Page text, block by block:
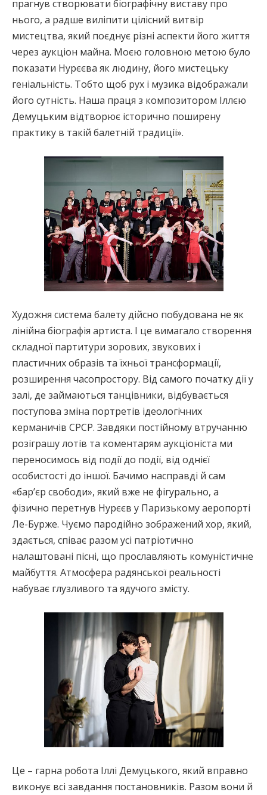
прагнув створювати біографічну виставу про
нього, а радше виліпити цілісний витвір
мистецтва, який поєднує різні аспекти його життя
через аукціон майна. Моєю головною метою було
показати Нурєєва як людину, його мистецьку
геніальність. Тобто щоб рух і музика відображали
його сутність. Наша праця з композитором Іллєю
Демуцьким відтворює історично поширену
практику в такій балетній традиції».
Художня система балету дійсно побудована не як
лінійна біографія артиста. І це вимагало створення
складної партитури зорових, звукових і
пластичних образів та їхньої трансформації,
розширення часопростору. Від самого початку дії у
залі, де займаються танцівники, відбувається
поступова зміна портретів ідеологічних
керманичів СРСР. Завдяки постійному втручанню
розіграшу лотів та коментарям аукціоніста ми
переносимось від події до події, від однієї
особистості до іншої. Бачимо насправді й сам
«бар’єр свободи», який вже не фігурально, а
фізично перетнув Нурєєв у Паризькому аеропорті
Ле-Бурже. Чуємо пародійно зображений хор, який,
здається, співає разом усі патріотично
налаштовані пісні, що прославляють комуністичне
майбуття. Атмосфера радянської реальності
набуває глузливого та ядучого змісту.
Це – гарна робота Іллі Демуцького, який вправно
виконує всі завдання постановників. Разом вони й